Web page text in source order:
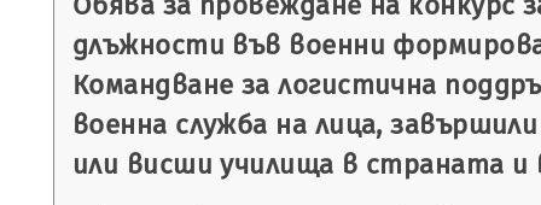
длъжности във военни
Командване за логистична
военна служба на лица,
или висши училища в страната и